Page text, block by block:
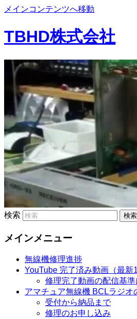
メインコンテンツへ移動
TBHD株式会社
検索
メインメニュー
無線機修理進捗
YouTube 完了済み動画（最新
修理完了動画の配信基準
アマチュア無線機 BCLラジオ
受付から納品まで
修理のお申し込み